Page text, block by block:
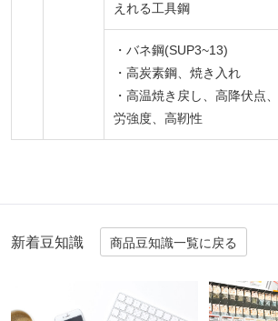
えれる工具鋼
・バネ鋼(SUP3~13)
・高炭素鋼、焼き入れ
・高温焼き戻し、高降伏点
労強度、高靭性
新着豆知識 商品豆知識一覧に戻る